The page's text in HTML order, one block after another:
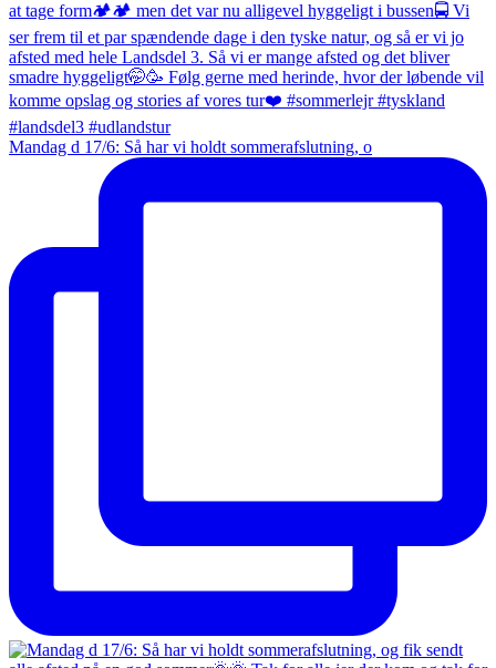
Mandag d 17/6: Så har vi holdt sommerafslutning, o